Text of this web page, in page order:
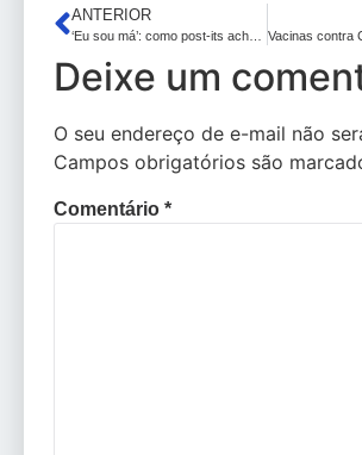
ANTERIOR
‘Eu sou má’: como post-its achados em casa de enfermeira revelaram caso de serial killer de bebês no Reino Unido
Deixe um
O seu endereço de e-mail não
Campos obrigatórios são
Comentário *